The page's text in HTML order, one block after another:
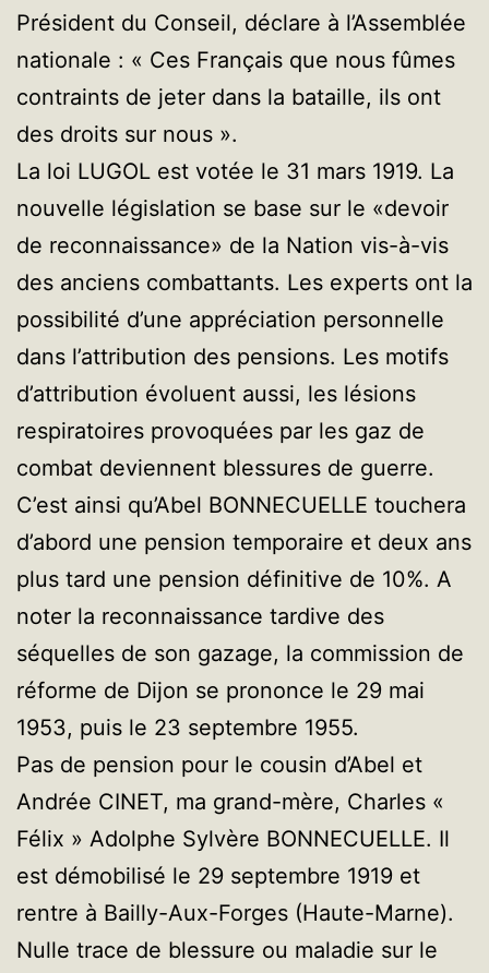
Président du Conseil, déclare à l’Assemblée
nationale : « Ces Français que nous fûmes
contraints de jeter dans la bataille, ils ont
des droits sur nous ».
La loi LUGOL est votée le 31 mars 1919. La
nouvelle législation se base sur le «devoir
de reconnaissance» de la Nation vis-à-vis
des anciens combattants. Les experts ont la
possibilité d’une appréciation personnelle
dans l’attribution des pensions. Les motifs
d’attribution évoluent aussi, les lésions
respiratoires provoquées par les gaz de
combat deviennent blessures de guerre.
C’est ainsi qu’Abel BONNECUELLE touchera
d’abord une pension temporaire et deux ans
plus tard une pension définitive de 10%. A
noter la reconnaissance tardive des
séquelles de son gazage, la commission de
réforme de Dijon se prononce le 29 mai
1953, puis le 23 septembre 1955.
Pas de pension pour le cousin d’Abel et
Andrée CINET, ma grand-mère, Charles «
Félix » Adolphe Sylvère BONNECUELLE. Il
est démobilisé le 29 septembre 1919 et
rentre à Bailly-Aux-Forges (Haute-Marne).
Nulle trace de blessure ou maladie sur le